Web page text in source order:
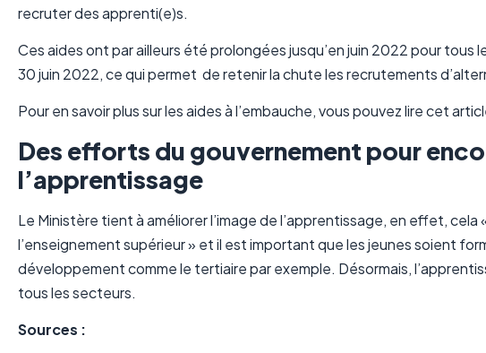
recruter des apprenti(e)s.
Ces aides ont par ailleurs été prolongées jusqu’en juin 2022 pour
30 juin 2022, ce qui permet de retenir la chute les recrutements
Pour en savoir plus sur les aides à l’embauche, vous pouvez lire cet
Des efforts du gouvernement pour
l’apprentissage
Le Ministère tient à améliorer l’image de l’apprentissage, en effet,
l’enseignement supérieur » et il est important que les jeunes soient
développement comme le tertiaire par exemple. Désormais,
tous les secteurs.
Sources :